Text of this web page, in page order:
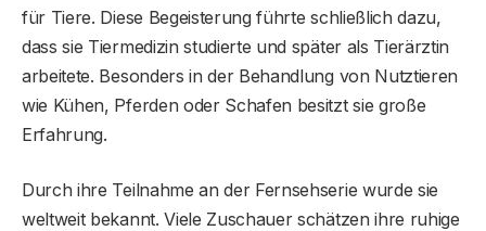
für Tiere. Diese Begeisterung führte schließlich dazu,
dass sie Tiermedizin studierte und später als Tierärztin
arbeitete. Besonders in der Behandlung von Nutztieren
wie Kühen, Pferden oder Schafen besitzt sie große
Erfahrung.
Durch ihre Teilnahme an der Fernsehserie wurde sie
weltweit bekannt. Viele Zuschauer schätzen ihre ruhige